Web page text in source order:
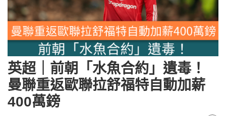
英超｜前朝「水魚合約」遺毒！
曼聯重返歐聯拉舒福特自動加薪
400萬鎊